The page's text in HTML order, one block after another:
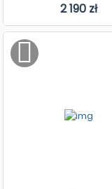
2 190 zł